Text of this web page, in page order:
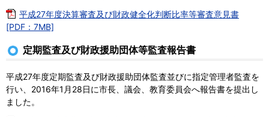
平成27年度決算審査及び財政健全化判断比率等審査意見書
[PDF：7MB]
定期監査及び財政援助団体等監査報告書
平成27年度定期監査及び財政援助団体監査並びに指定管理者監査を
行い、2016年1月28日に市長、議会、教育委員会へ報告書を提出し
ました。